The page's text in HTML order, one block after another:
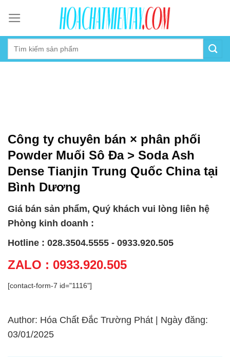
content
Công ty chuyên bán × phân phối
Powder Muối Sô Đa > Soda Ash
Dense Tianjin Trung Quốc China tại
Bình Dương
Giá bán sản phẩm, Quý khách vui lòng liên hệ
Phòng kinh doanh :
Hotline : 028.3504.5555 - 0933.920.505
ZALO : 0933.920.505
[contact-form-7 id="1116"]
Author: Hóa Chất Đắc Trường Phát | Ngày đăng:
03/01/2025